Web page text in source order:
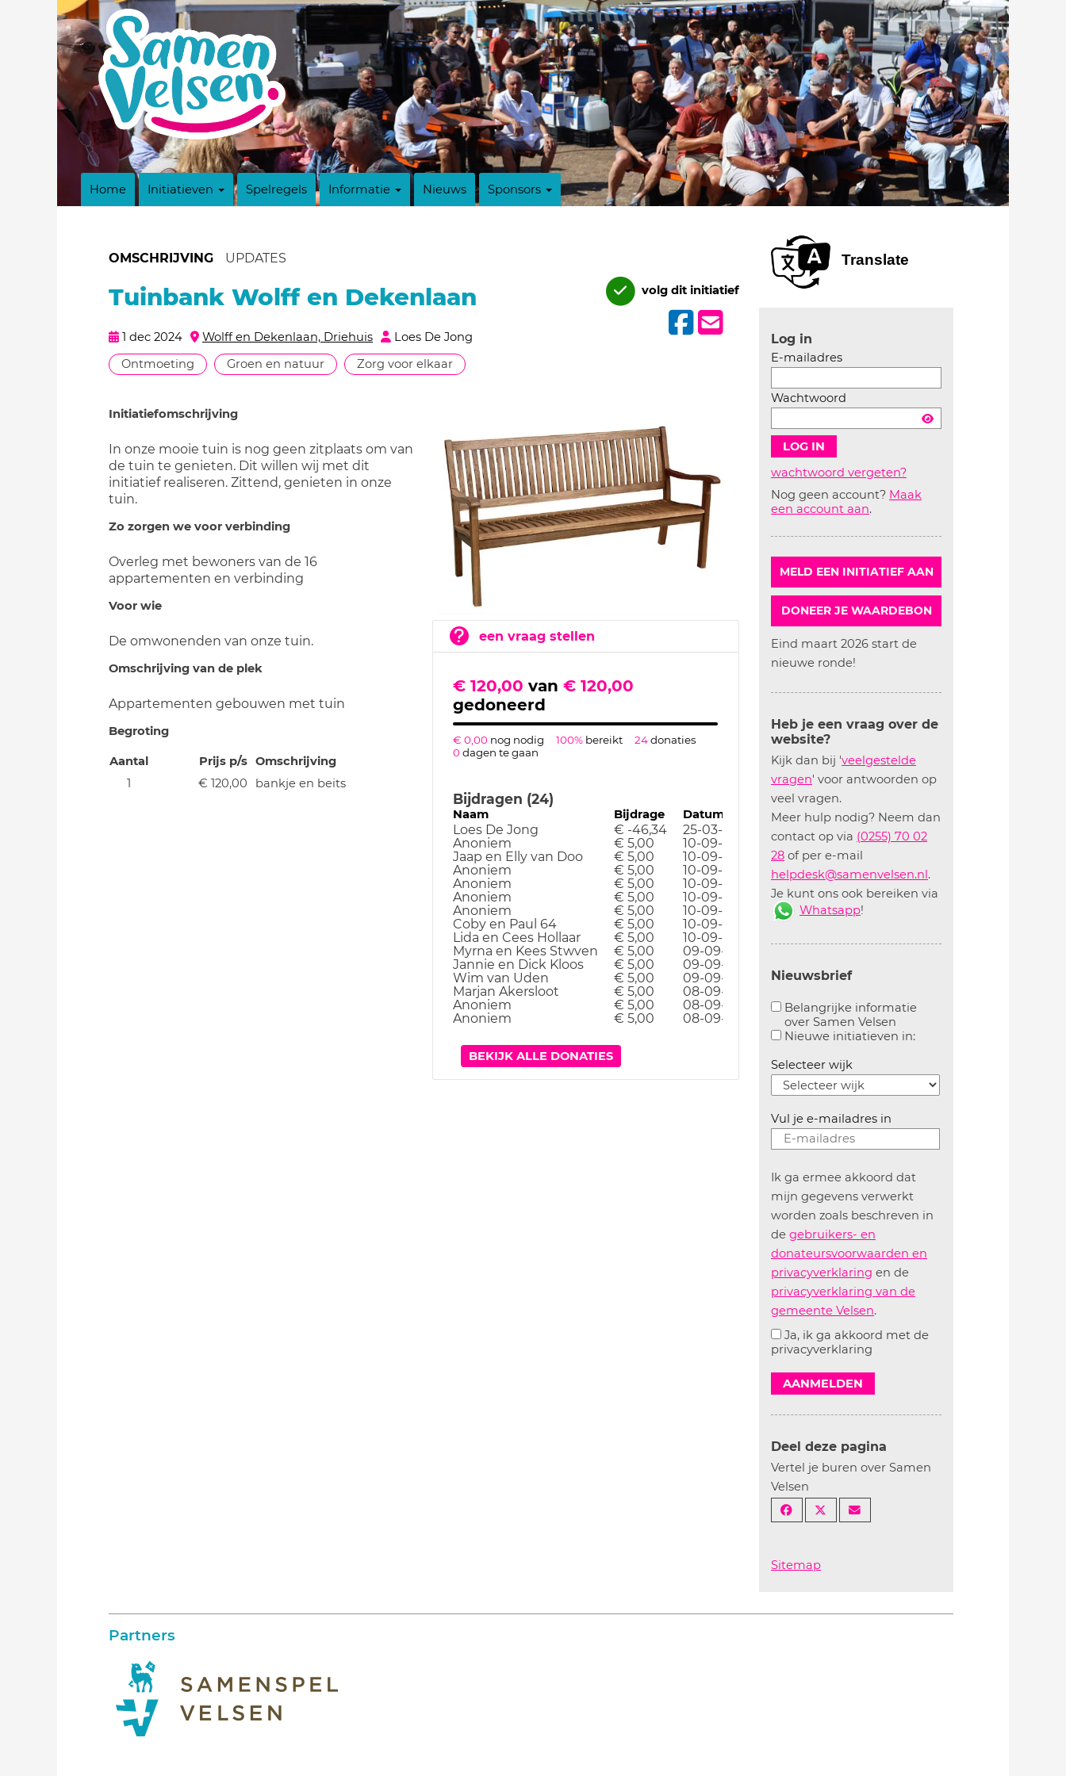
Home Initiatieven Spelregels Informatie Nieuws Sponsors
OMSCHRIJVING UPDATES
Tuinbank Wolff en Dekenlaan
1 dec 2024 Wolff en Dekenlaan, Driehuis
Loes De Jong
Ontmoeting
Groen en natuur Zorg voor elkaar
volg dit initiatief
een vraag stellen
€ 120,00 van € 120,00
gedoneerd
€ 0,00 nog nodig 100% bereikt 24donaties
0dagen te gaan
Bijdragen (24)
Naam Bijdrage Datum
Loes De Jong € -46,34
25-03-25
Anoniem
€ 5,00
10-09-24
Jaap en Elly van Doo
€ 5,00
10-09-24
Anoniem
€ 5,00
10-09-24
Anoniem
€ 5,00
10-09-24
Anoniem
€ 5,00
10-09-24
Anoniem
€ 5,00
10-09-24
Coby en Paul 64
€ 5,00
10-09-24
Lida en Cees Hollaar
€ 5,00
10-09-24
Myrna en Kees Stwven
€ 5,00
09-09-24
Jannie en Dick Kloos
€ 5,00
09-09-24
Wim van Uden
€ 5,00
09-09-24
Marjan Akersloot
€ 5,00
08-09-24
Anoniem
€ 5,00
08-09-24
Anoniem
€ 5,00 08-09-24
BEKIJK ALLE DONATIES
Initiatiefomschrijving
In onze mooie tuin is nog geen zitplaats om van
de tuin te genieten. Dit willen wij met dit
initiatief realiseren. Zittend, genieten in onze
tuin.
Zo zorgen we voor verbinding
Overleg met bewoners van de 16
appartementen en verbinding
Voor wie
De omwonenden van onze tuin.
Omschrijving van de plek
Appartementen gebouwen met tuin
Begroting
Aantal Prijs p/s Omschrijving
1
€ 120,00 bankje en beits
Translate
Log in
E-mailadres
Wachtwoord
wachtwoord vergeten?
Nog geen account? Maak
een account aan.
MELD EEN INITIATIEF AAN
DONEER JE WAARDEBON
Eind maart 2026 start de
nieuwe ronde!
Heb je een vraag over de
website?
Kijk dan bij 'veelgestelde
vragen' voor antwoorden op
veel vragen.
Meer hulp nodig? Neem dan
contact op via (0255) 70 02
28 of per e-mail
helpdesk@samenvelsen.nl.
Je kunt ons ook bereiken via
Whatsapp!
Nieuwsbrief
Belangrijke informatie
over Samen Velsen
Aanvinken om belangrijke informatie over
Nieuwe initiatieven in:Aanvinken om
Selecteer wijk
Vul je e-mailadres in
Ik ga ermee akkoord dat
mijn gegevens verwerkt
worden zoals beschreven in
de gebruikers- en
donateursvoorwaarden en
privacyverklaring en de
privacyverklaring van de
gemeente Velsen.
Ja, ik ga akkoord met de
privacyverklaring
AANMELDEN
Deel deze pagina
Vertel je buren over Samen
Velsen
Sitemap
Partners